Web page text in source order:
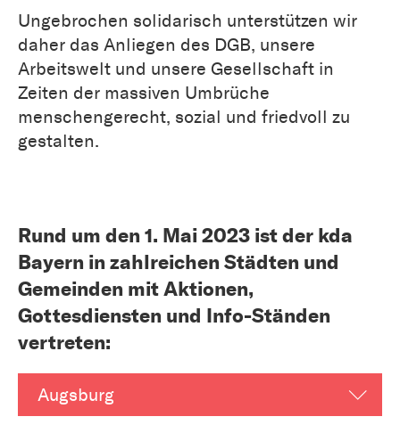
Ungebrochen solidarisch unterstützen wir
daher das Anliegen des DGB, unsere
Arbeitswelt und unsere Gesellschaft in
Zeiten der massiven Umbrüche
menschengerecht, sozial und friedvoll zu
gestalten.
Rund um den 1. Mai 2023 ist der kda
Bayern in zahlreichen Städten und
Gemeinden mit Aktionen,
Gottesdiensten und Info-Ständen
vertreten:
Augsburg